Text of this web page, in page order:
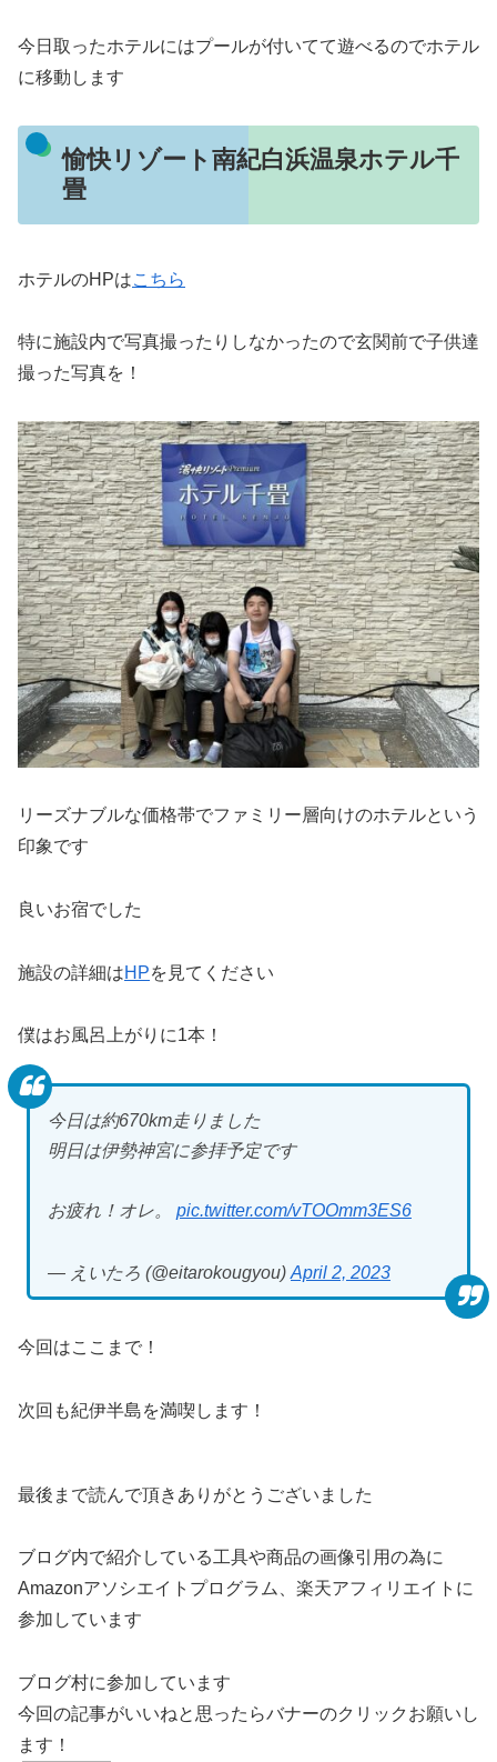
今日取ったホテルにはプールが付いてて遊べるのでホテル
に移動します
愉快リゾート南紀白浜温泉ホテル千
畳
ホテルのHPはこちら
特に施設内で写真撮ったりしなかったので玄関前で子供達
撮った写真を！
リーズナブルな価格帯でファミリー層向けのホテルという
印象です
良いお宿でした
施設の詳細はHPを見てください
僕はお風呂上がりに1本！
今日は約670km走りました
明日は伊勢神宮に参拝予定です
お疲れ！オレ。 pic.twitter.com/vTOOmm3ES6
— えいたろ (@eitarokougyou) April 2, 2023
今回はここまで！
次回も紀伊半島を満喫します！
最後まで読んで頂きありがとうございました
ブログ内で紹介している工具や商品の画像引用の為に
Amazonアソシエイトプログラム、楽天アフィリエイトに
参加しています
ブログ村に参加しています
今回の記事がいいねと思ったらバナーのクリックお願いし
ます！